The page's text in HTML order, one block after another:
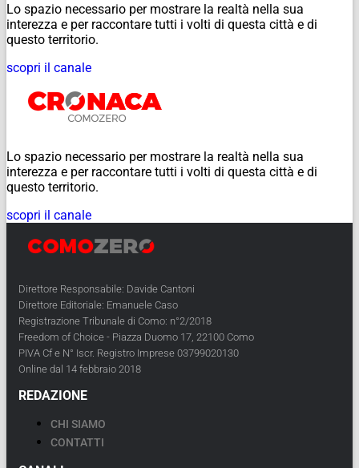
Lo spazio necessario per mostrare la realtà nella sua
interezza e per raccontare tutti i volti di questa città e di
questo territorio.
scopri il canale
Lo spazio necessario per mostrare la realtà nella sua
interezza e per raccontare tutti i volti di questa città e di
questo territorio.
scopri il canale
Direttore Responsabile: Davide Cantoni
Direttore Editoriale: Emanuele Caso
Registrazione Tribunale di Como: n°2/2018
Freedom of Choice - Piazza Duomo 17, 22100 Como
PIVA Cf e N° Iscr. Registro Imprese 03799020130
Online dal 14 febbraio 2018
REDAZIONE
CHI SIAMO
CONTATTI